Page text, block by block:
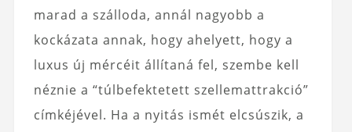
marad a szálloda, annál nagyobb a
kockázata annak, hogy ahelyett, hogy a
luxus új mércéit állítaná fel, szembe kell
néznie a “túlbefektetett szellemattrakció”
címkéjével. Ha a nyitás ismét elcsúszik, a